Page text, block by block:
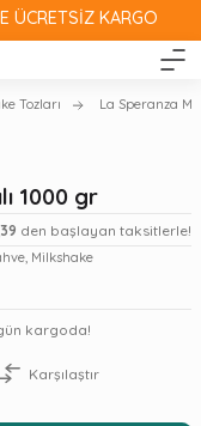
ÜCRETSİZ KARGO
Tozları La Speranza
1000 gr
den başlayan taksitlerle!
Milkshake
kargoda!
Karşılaştır